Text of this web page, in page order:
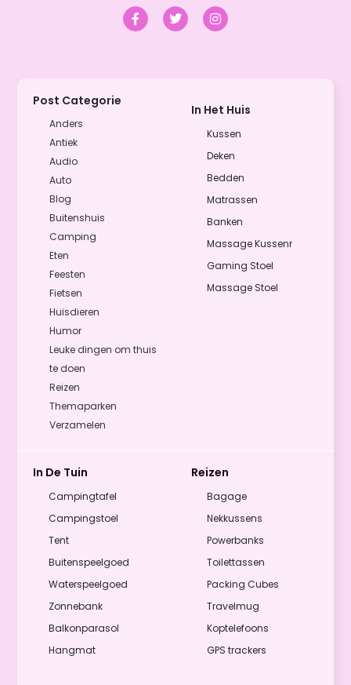
Post Categorie
Anders
Antiek
Audio
Auto
Blog
Buitenshuis
Camping
Eten
Feesten
Fietsen
Huisdieren
Humor
Leuke dingen om thuis
te doen
Reizen
Themaparken
Verzamelen
In Het Huis
Kussen
Deken
Bedden
Matrassen
Banken
Massage Kussenr
Gaming Stoel
Massage Stoel
In De Tuin
Campingtafel
Campingstoel
Tent
Buitenspeelgoed
Waterspeelgoed
Zonnebank
Balkonparasol
Hangmat
Reizen
Bagage
Nekkussens
Powerbanks
Toilettassen
Packing Cubes
Travelmug
Koptelefoons
GPS trackers